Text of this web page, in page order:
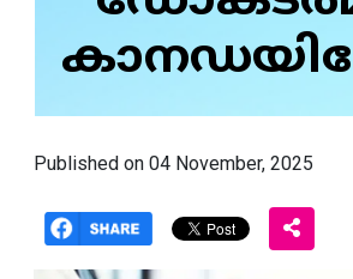
Published on 04 November, 2025